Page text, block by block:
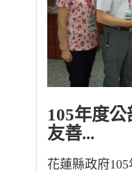
105年度
友善...
花蓮縣政府